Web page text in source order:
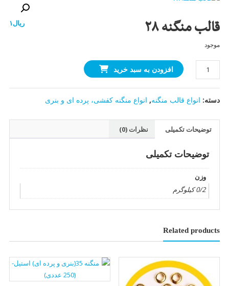
قالب منگنه ۲۸ ریال۱
موجود
قالب
منگنه
۲۸
عدد
افزودن به سبد خرید
دسته: انواع قالب منگنه, انواع منگنه کفشی، پرده ای و بنری
توضیحات تکمیلی نظرات (0)
توضیحات تکمیلی
وزن
0/2 کیلوگرم
Related products